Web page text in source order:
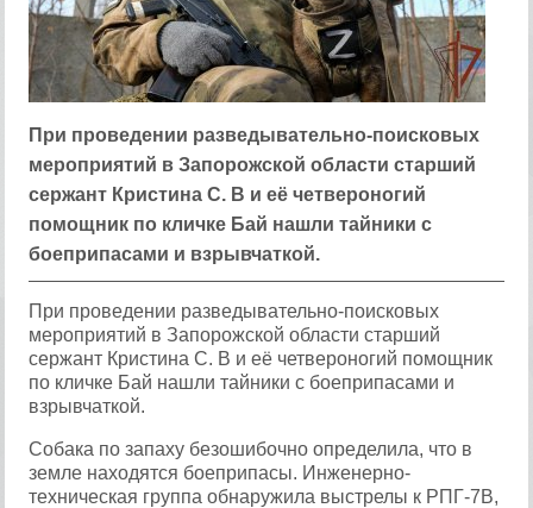
​При проведении разведывательно-поисковых
мероприятий в Запорожской области старший
сержант Кристина С. В и её четвероногий
помощник по кличке Бай нашли тайники с
боеприпасами и взрывчаткой.
При проведении разведывательно-поисковых
мероприятий в Запорожской области старший
сержант Кристина С. В и её четвероногий помощник
по кличке Бай нашли тайники с боеприпасами и
взрывчаткой.
Собака по запаху безошибочно определила, что в
земле находятся боеприпасы. Инженерно-
техническая группа обнаружила выстрелы к РПГ-7В,